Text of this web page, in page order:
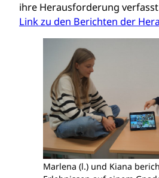
ihre Herausforderung
Link zu den Berichten der
Marlena (l.) und Kiana